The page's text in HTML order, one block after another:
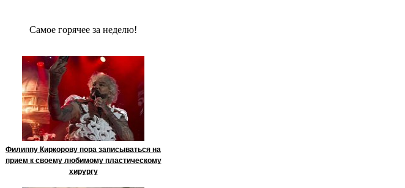
Сaмое гoрячее за неделю!
Филиппу Киркорову пора записываться на
прием к своему любимому пластическому
хирургу